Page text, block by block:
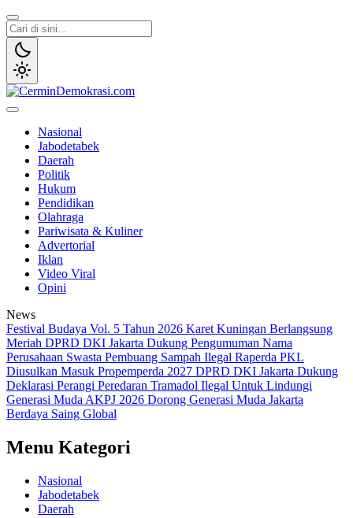
Lewati
ke
konten
Nasional
Jabodetabek
Daerah
Politik
Hukum
Pendidikan
Olahraga
Pariwisata & Kuliner
Advertorial
Iklan
Video Viral
Opini
News
Festival Budaya Vol. 5 Tahun 2026 Karet Kuningan Berlangsung
Meriah DPRD DKI Jakarta Dukung Pengumuman Nama
Perusahaan Swasta Pembuang Sampah Ilegal Raperda PKL
Diusulkan Masuk Propemperda 2027 DPRD DKI Jakarta Dukung
Deklarasi Perangi Peredaran Tramadol Ilegal Untuk Lindungi
Generasi Muda AKPJ 2026 Dorong Generasi Muda Jakarta
Berdaya Saing Global
Menu Kategori
Nasional
Jabodetabek
Daerah